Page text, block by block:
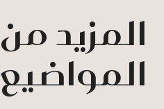
المزيد من
المواضيع